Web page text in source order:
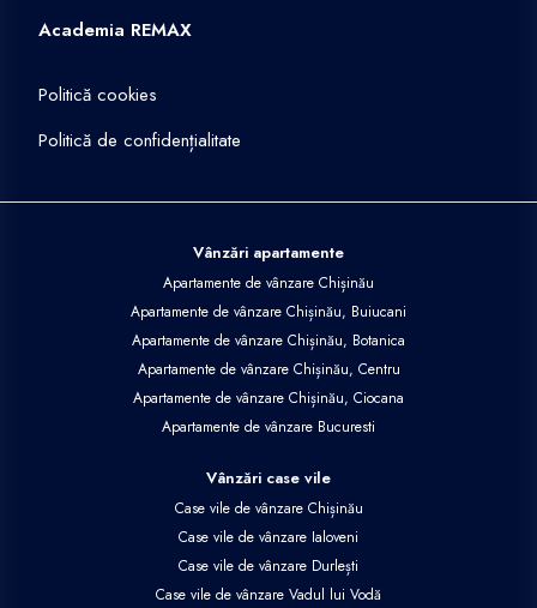
Academia REMAX
Politică cookies
Politică de confidențialitate
Vânzări apartamente
Apartamente de vânzare Chișinău
Apartamente de vânzare Chișinău, Buiucani
Apartamente de vânzare Chișinău, Botanica
Apartamente de vânzare Chișinău, Centru
Apartamente de vânzare Chișinău, Ciocana
Apartamente de vânzare Bucuresti
Vânzări case vile
Case vile de vânzare Chișinău
Case vile de vânzare Ialoveni
Case vile de vânzare Durlești
Case vile de vânzare Vadul lui Vodă